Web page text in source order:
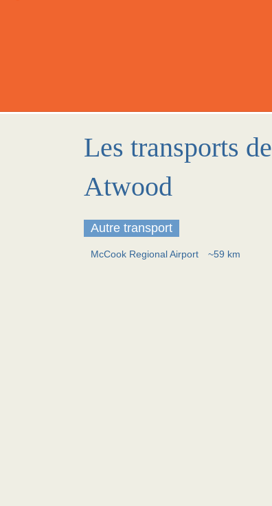
Les transports de
Atwood
Autre transport
McCook Regional Airport ~59 km